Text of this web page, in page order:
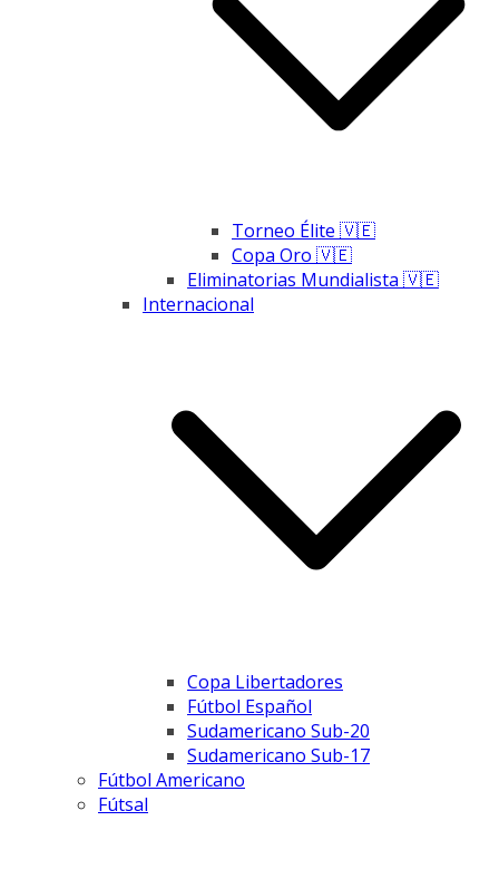
Torneo Élite 🇻🇪
Copa Oro 🇻🇪
Eliminatorias Mundialista 🇻🇪
Internacional
Copa Libertadores
Fútbol Español
Sudamericano Sub-20
Sudamericano Sub-17
Fútbol Americano
Fútsal